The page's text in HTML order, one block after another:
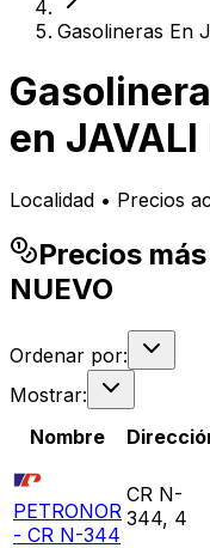
Gasolineras En
en JAVALI
Localidad • Precios
Precios
NUEVO
Ordenar por:
Mostrar:
Nombre
PETRONOR
- CR N-344
CR N-
344, 4